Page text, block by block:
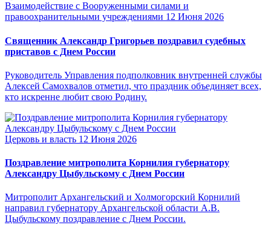
Взаимодействие с Вооруженными силами и
правоохранительными учреждениями 12 Июня 2026
Священник Александр Григорьев поздравил судебных
приставов с Днем России
Руководитель Управления подполковник внутренней службы
Алексей Самохвалов отметил, что праздник объединяет всех,
кто искренне любит свою Родину.
Церковь и власть 12 Июня 2026
Поздравление митрополита Корнилия губернатору
Александру Цыбульскому с Днем России
Митрополит Архангельский и Холмогорский Корнилий
направил губернатору Архангельской области А.В.
Цыбульскому поздравление с Днем России.